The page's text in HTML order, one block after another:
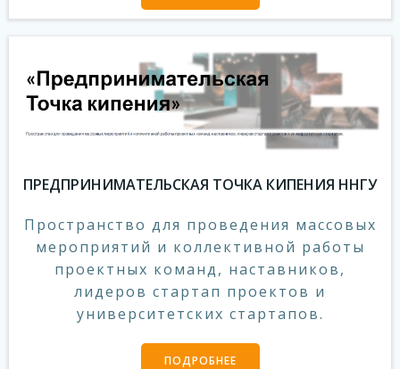
ПРЕДПРИНИМАТЕЛЬСКАЯ ТОЧКА КИПЕНИЯ ННГУ
Пространство для проведения массовых
мероприятий и коллективной работы
проектных команд, наставников,
лидеров стартап проектов и
университетских стартапов.
ПОДРОБНЕЕ